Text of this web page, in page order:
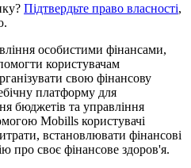
Підтвердьте право власності,
особистими фінансами,
користувачам
свою фінансову
платформу для
бюджетів та управління
Mobills користувачі
встановлювати фінансові
про своє фінансове здоров'я.